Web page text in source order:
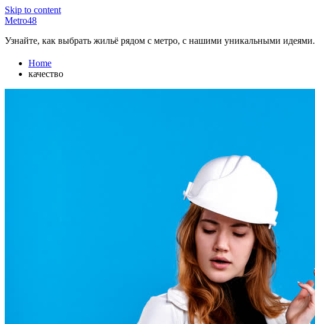
Skip to content
Metro48
Узнайте, как выбрать жильё рядом с метро, с нашими уникальными идеями.
Home
качество